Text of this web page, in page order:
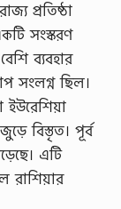
প্রতিষ্ঠা
সংস্করণ
ব্যবহার
সংলগ্ন ছিল।
ইউরেশিয়া
বিস্তৃত। পূর্ব
এটি
রাশিয়ার